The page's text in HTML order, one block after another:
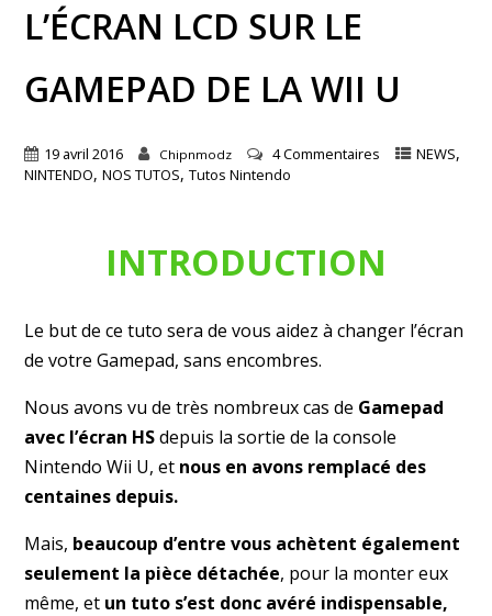
L’ÉCRAN LCD SUR LE
GAMEPAD DE LA WII U
19 avril 2016 Chipnmodz 4 Commentaires NEWS,
NINTENDO, NOS TUTOS, Tutos Nintendo
INTRODUCTION
Le but de ce tuto sera de vous aidez à changer l’écran
de votre Gamepad, sans encombres.
Nous avons vu de très nombreux cas de Gamepad
avec l’écran HSdepuis la sortie de la console
Nintendo Wii U, et nous en avons remplacé des
centaines depuis.
Mais, beaucoup d’entre vous achètent également
seulement la pièce détachée, pour la monter eux
même, et un tuto s’est donc avéré indispensable,